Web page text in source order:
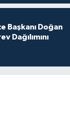
Başkanı Doğan
Dağılımını